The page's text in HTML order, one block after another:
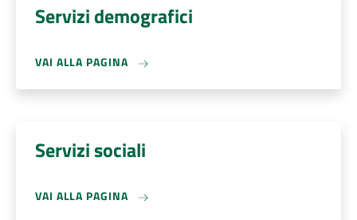
Servizi demografici
VAI ALLA PAGINA
Servizi sociali
VAI ALLA PAGINA